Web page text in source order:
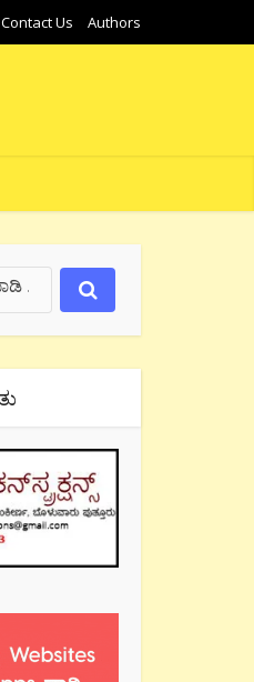
Contact Us Authors